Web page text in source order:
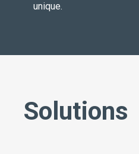
unique.
Solutions